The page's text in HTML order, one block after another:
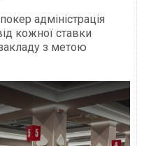
адміністрація
кожної ставки
з метою